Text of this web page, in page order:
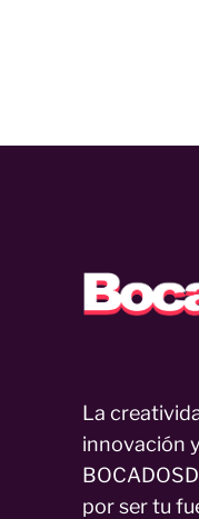
La
innovación
por ser tu